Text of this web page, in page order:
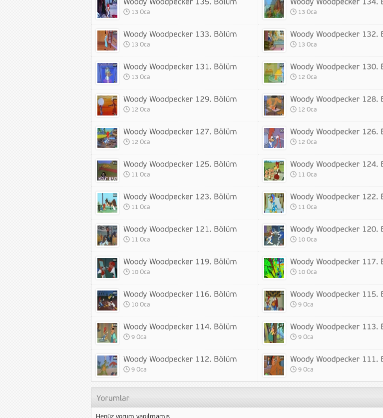
13 Oca 13 Oca
13 Oca 13 Oca
13 Oca 12 Oca
12 Oca 12 Oca
12 Oca 12 Oca
11 Oca 11 Oca
11 Oca 11 Oca
11 Oca 10 Oca
10 Oca 10 Oca
10 Oca 9 Oca
9 Oca 9 Oca
9 Oca 9 Oca